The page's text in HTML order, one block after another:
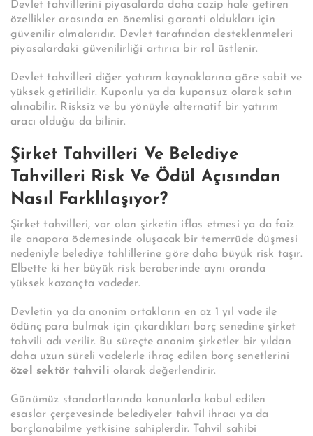
Devlet tahvillerini piyasalarda daha cazip hale getiren
özellikler arasında en önemlisi garanti oldukları için
güvenilir olmalarıdır. Devlet tarafından desteklenmeleri
piyasalardaki güvenilirliği artırıcı bir rol üstlenir.
Devlet tahvilleri diğer yatırım kaynaklarına göre sabit ve
yüksek getirilidir. Kuponlu ya da kuponsuz olarak satın
alınabilir. Risksiz ve bu yönüyle alternatif bir yatırım
aracı olduğu da bilinir.
Şirket Tahvilleri Ve Belediye
Tahvilleri Risk Ve Ödül Açısından
Nasıl Farklılaşıyor?
Şirket tahvilleri, var olan şirketin iflas etmesi ya da faiz
ile anapara ödemesinde oluşacak bir temerrüde düşmesi
nedeniyle belediye tahlillerine göre daha büyük risk taşır.
Elbette ki her büyük risk beraberinde aynı oranda
yüksek kazançta vadeder.
Devletin ya da anonim ortakların en az 1 yıl vade ile
ödünç para bulmak için çıkardıkları borç senedine şirket
tahvili adı verilir. Bu süreçte anonim şirketler bir yıldan
daha uzun süreli vadelerle ihraç edilen borç senetlerini
özel sektör tahvili olarak değerlendirir.
Günümüz standartlarında kanunlarla kabul edilen
esaslar çerçevesinde belediyeler tahvil ihracı ya da
borçlanabilme yetkisine sahiplerdir. Tahvil sahibi